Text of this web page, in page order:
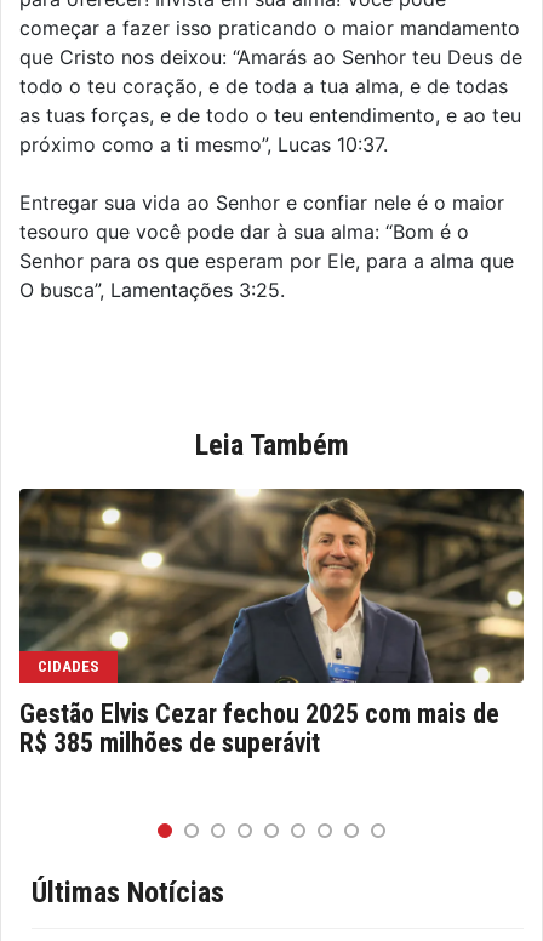
começar a fazer isso praticando o maior mandamento
que Cristo nos deixou: “Amarás ao Senhor teu Deus de
todo o teu coração, e de toda a tua alma, e de todas
as tuas forças, e de todo o teu entendimento, e ao teu
próximo como a ti mesmo”, Lucas 10:37.
Entregar sua vida ao Senhor e confiar nele é o maior
tesouro que você pode dar à sua alma: “Bom é o
Senhor para os que esperam por Ele, para a alma que
O busca”, Lamentações 3:25.
Leia Também
CIDADES
Gestão Elvis Cezar fechou 2025 com mais de
R$ 385 milhões de superávit
Últimas Notícias